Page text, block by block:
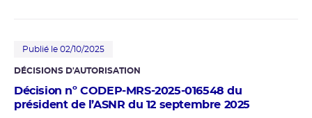
Publié le 02/10/2025
DÉCISIONS D'AUTORISATION
Décision nº CODEP-MRS-2025-016548 du
président de l’ASNR du 12 septembre 2025